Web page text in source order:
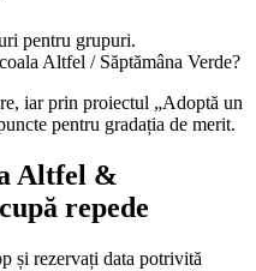
pentru grupuri.
Altfel / Săptămâna Verde?
iar prin proiectul „Adoptă un
pentru gradația de merit.
Altfel &
repede
și rezervați data potrivită